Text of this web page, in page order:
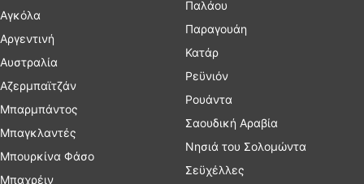
Αγκόλα
Αργεντινή
Αυστραλία
Αζερμπαϊτζάν
Μπαρμπάντος
Μπαγκλαντές
Μπουρκίνα Φάσο
Μπαχρέιν
Παλάου
Παραγουάη
Κατάρ
Ρεϋνιόν
Ρουάντα
Σαουδική Αραβία
Νησιά του Σολομώντα
Σεϋχέλλες